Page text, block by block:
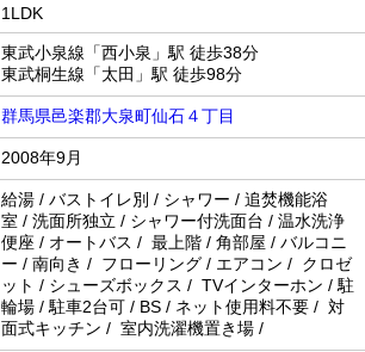
1LDK
東武小泉線「西小泉」駅 徒歩38分
東武桐生線「太田」駅 徒歩98分
群馬県邑楽郡大泉町仙石４丁目
2008年9月
給湯 / バストイレ別 / シャワー / 追焚機能浴
室 / 洗面所独立 / シャワー付洗面台 / 温水洗浄
便座 / オートバス / 最上階 / 角部屋 / バルコニ
ー / 南向き / フローリング / エアコン / クロゼ
ット / シューズボックス / TVインターホン / 駐
輪場 / 駐車2台可 / BS / ネット使用料不要 / 対
面式キッチン / 室内洗濯機置き場 /